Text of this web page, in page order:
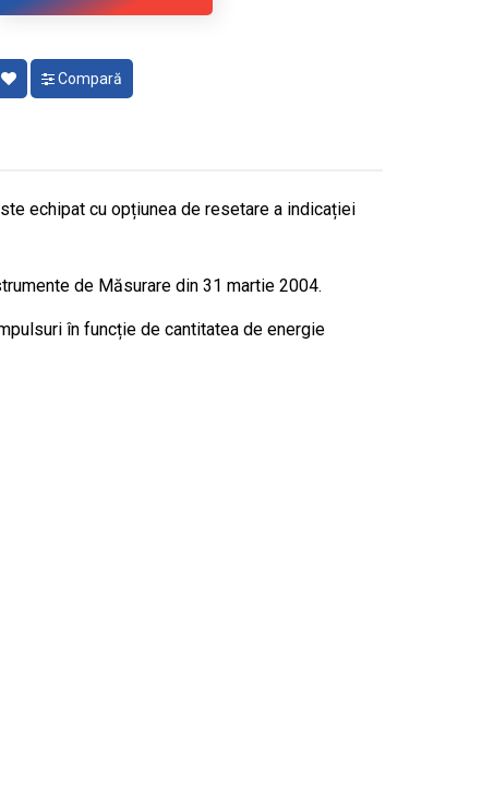
Compară
echipat cu opțiunea de resetare a indicației
de Măsurare din 31 martie 2004.
în funcție de cantitatea de energie